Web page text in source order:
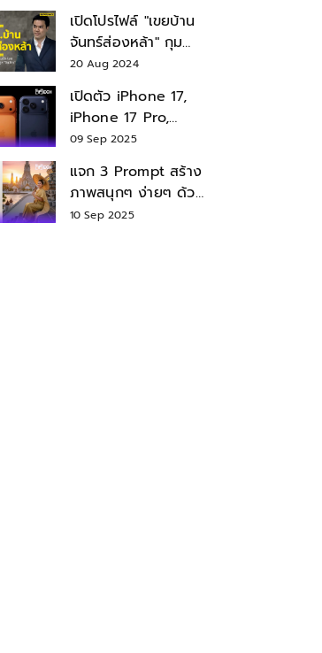
เปิดโปรไฟล์ "เขยบ้าน
จันทร์ส่องหล้า" กุม
บังเหียนธุรกิจตระกูล
"ชินวัตร"
20 Aug 2024
เปิดตัว iPhone 17,
iPhone 17 Pro,
iPhone 17 Air สเปค
09 Sep 2025
แจก 3 Prompt สร้าง
ภาพสนุกๆ ง่ายๆ ด้วย
Nano Banana ใน
10 Sep 2025